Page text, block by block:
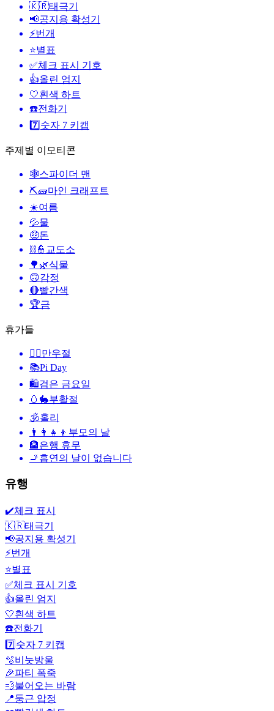
🇰🇷태극기
📢공지용 확성기
⚡번개
⭐별표
✅체크 표시 기호
👍올린 엄지
🤍흰색 하트
☎️전화기
7️⃣ 숫자 7 키캡
주제별 이모티콘
🕸️스파이더 맨
⛏🧱마인 크래프트
☀️여름
💦물
🤑돈
⛓️👮 교도소
🌳🌿식물
🙃감정
🔴빨간색
🏆금
휴가들
🙆‍♂️만우절
📚Pi Day
🛍검은 금요일
🥚🐇부활절
🕉홀리
👨‍👩‍👧‍👦 부모의 날
🏦은행 휴무
🚬 흡연의 날이 없습니다
유행
✔️체크 표시
🇰🇷태극기
📢공지용 확성기
⚡번개
⭐별표
✅체크 표시 기호
👍올린 엄지
🤍흰색 하트
☎️전화기
7️⃣ 숫자 7 키캡
🫧비눗방울
🎉파티 폭죽
💨불어오는 바람
📍둥근 압정